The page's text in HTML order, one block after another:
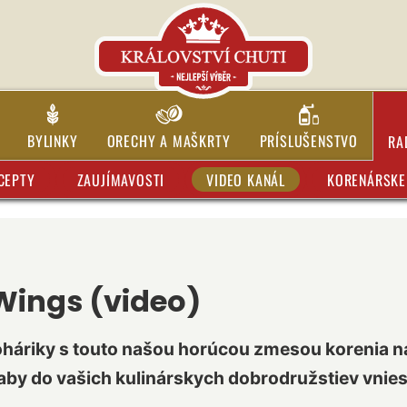
BYLINKY ORECHY A MAŠKRTY PRÍSLUŠENSTVO
ZAUJÍMAVOSTI VIDEO KANÁL
(video)
s touto našou horúcou zmesou korenia
do vašich kulinárskych dobrodružstiev